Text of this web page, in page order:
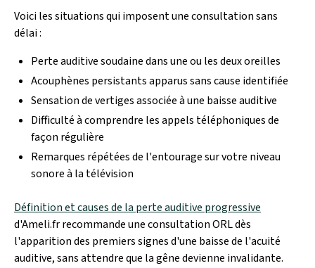
Voici les situations qui imposent une consultation sans
délai :
Perte auditive soudaine dans une ou les deux oreilles
Acouphènes persistants apparus sans cause identifiée
Sensation de vertiges associée à une baisse auditive
Difficulté à comprendre les appels téléphoniques de
façon régulière
Remarques répétées de l'entourage sur votre niveau
sonore à la télévision
Définition et causes de la perte auditive progressive
d'Ameli.fr recommande une consultation ORL dès
l'apparition des premiers signes d'une baisse de l'acuité
auditive, sans attendre que la gêne devienne invalidante.